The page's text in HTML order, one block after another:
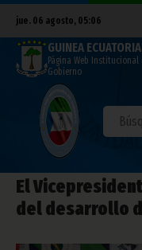
jue. 06 agosto, 05:06
GUINEA
Página Web Institucional
Gobierno
El
del desarrollo